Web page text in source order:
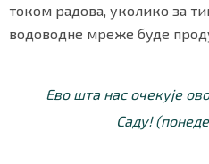
током радова, уколико за
водоводне мреже буде
Eвo шта нас очекује
Саду!
БИЗНИС